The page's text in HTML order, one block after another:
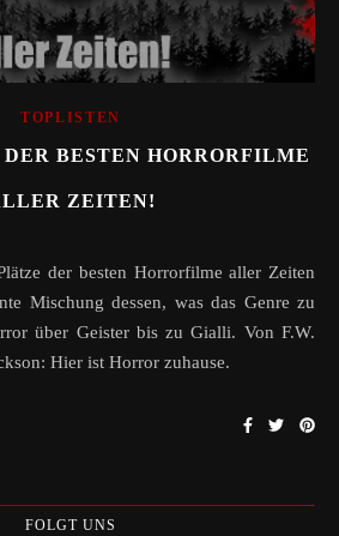
TOPLISTEN
BESTEN HORRORFILME
ZEITEN!
Mischung dessen, was das Genre zu
über Geister bis zu Gialli. Von F.W.
Hier ist Horror zuhause.
FOLGT UNS